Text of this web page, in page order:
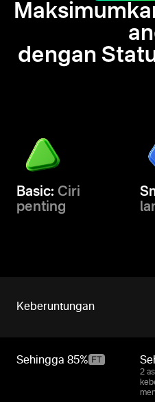
dengan
Basic: Ciri
penting
Keberuntungan
Sehingga 85%
2